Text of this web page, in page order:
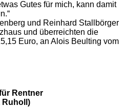
Gutes für mich, kann damit
und Reinhard Stallbörger
und überreichten die
Euro, an Alois Beulting vom
Rentner
Ruholl)